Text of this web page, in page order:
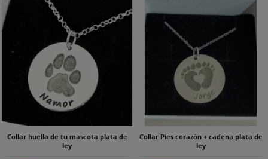
Collar huella de tu mascota plata de
ley
Collar Pies corazón + cadena plata de
ley